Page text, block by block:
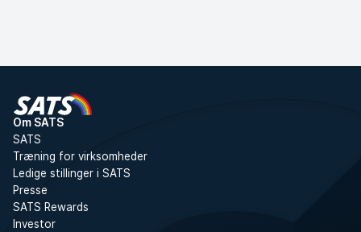
Om SATS
SATS
Træning for virksomheder
Ledige stillinger i SATS
Presse
SATS Rewards
Investor